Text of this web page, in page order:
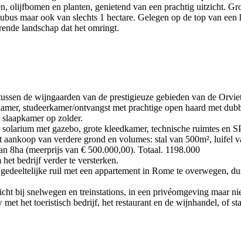
olijfbomen en planten, genietend van een prachtig uitzicht.
maar ook van slechts 1 hectare. Gelegen op de top van
landschap dat het omringt.
de wijngaarden van de prestigieuze gebieden van de
studeerkamer/ontvangst met prachtige open haard met
op zolder.
met gazebo, grote kleedkamer, technische ruimtes
van verdere grond en volumes: stal van 500m²,
8ha (meerprijs van € 500.000,00). Totaal. 1198.000
bedrijf verder te versterken.
ruil met een appartement in Rome te overwegen,
bij snelwegen en treinstations, in een privéomgeving maar
het toeristisch bedrijf, het restaurant en de wijnhandel, of